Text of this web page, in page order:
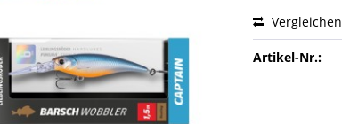
Vergleichen
Artikel-Nr.: